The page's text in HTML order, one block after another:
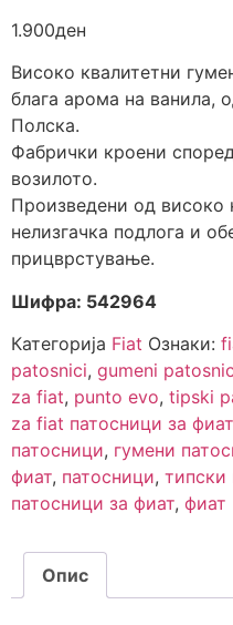
1.900ден
Високо квалитетни
блага арома на ванила,
Полска.
Фабрички кроени
возилото.
Произведени од високо
нелизгачка подлога и
прицврстување.
Шифра: 542964
Категорија Fiat Ознаки:
patosnici, gumeni
za fiat, punto evo, tipski
za fiat патосници за фиат
патосници, гумени
фиат, патосници, типски
патосници за фиат, фиат
Опис